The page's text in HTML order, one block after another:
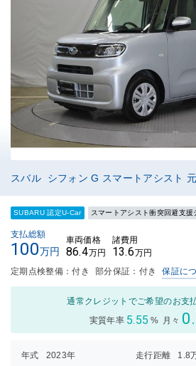
スバル シフォン G スマートアシスト
SUBARU 認定U-Car スマートアシスト衝突回避支援
支払総額
100万円
車両価格
86.4万円
諸費用
13.6万円
定期点検整備：付き 部分保証：付き 保証に
通常クレジットでご希望のお支
実質年率 5.55 % 月々
年式 2023年 走行距離
1.8